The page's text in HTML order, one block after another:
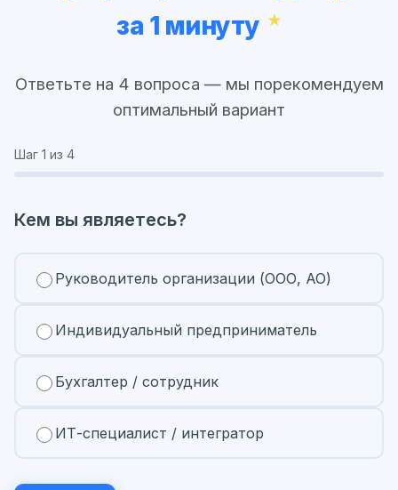
за 1 минуту
Ответьте на 4 вопроса — мы порекомендуем
оптимальный вариант
Шаг 1 из 4
Кем вы являетесь?
Руководитель организации (ООО, АО)
Индивидуальный предприниматель
Бухгалтер / сотрудник
ИТ-специалист / интегратор